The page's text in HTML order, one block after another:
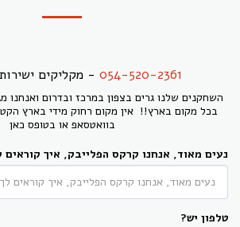
054-520-2361 - מקליקים
השחקנים שלנו גרים בצפון במרכז ובדרום ואנחנו
בכל מקום בארץ!! אין מקום רחוק מידי בארץ
בוואטסאפ או בטופס כאן
נעים מאוד, אנחנו קרקס הפלייבק, איך קוראים
טלפון יש?